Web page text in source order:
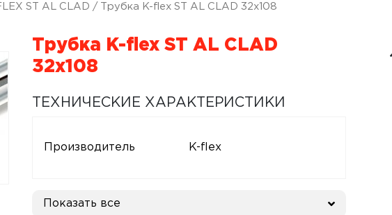
ST AL CLAD / Трубка K-flex ST AL CLAD 32х108
Трубка K-flex ST AL CLAD
32х108
ТЕХНИЧЕСКИЕ ХАРАКТЕРИСТИКИ
Производитель K-flex
Показать все